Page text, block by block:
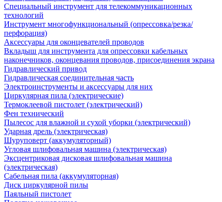
Специальный инструмент для телекоммуникационных
технологий
Инструмент многофункциональный (опрессовка/резка/
перфорация)
Аксессуары для оконцевателей проводов
Вкладыш для инструмента для опрессовки кабельных
наконечников, оконцевания проводов, присоединения экрана
Гидравлический привод
Гидравлическая соединительная часть
Электроинструменты и аксессуары для них
Циркулярная пила (электрические)
Термоклеевой пистолет (электрический)
Фен технический
Пылесос для влажной и сухой уборки (электрический)
Ударная дрель (электрическая)
Шуруповерт (аккумуляторный)
Угловая шлифовальная машина (электрическая)
Эксцентриковая дисковая шлифовальная машина
(электрическая)
Сабельная пила (аккумуляторная)
Диск циркулярной пилы
Паяльный пистолет